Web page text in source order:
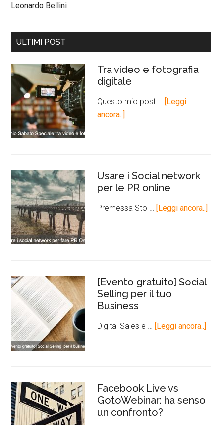
Leonardo Bellini
ULTIMI POST
Tra video e fotografia
digitale
Questo mio post … [Leggi
ancora..]
Usare i Social network
per le PR online
Premessa Sto … [Leggi ancora..]
[Evento gratuito] Social
Selling per il tuo
Business
Digital Sales e … [Leggi ancora..]
Facebook Live vs
GotoWebinar: ha senso
un confronto?